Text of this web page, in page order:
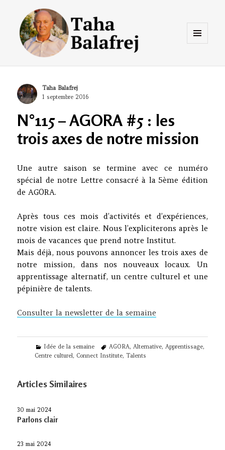
Taha Balafrej Blog
Author
Taha Balafrej
Posted
1 septembre 2016
N°115 – AGORA #5 : les
trois axes de notre mission
Une autre saison se termine avec ce numéro
spécial de notre Lettre consacré à la 5ème édition
de AGORA.
Après tous ces mois d’activités et d’expériences,
notre vision est claire. Nous l’expliciterons après le
mois de vacances que prend notre Institut.
Mais déjà, nous pouvons annoncer les trois axes de
notre mission, dans nos nouveaux locaux. Un
apprentissage alternatif, un centre culturel et une
pépinière de talents.
Consulter la newsletter de la semaine
Categories
Idée de la semaine Tags
AGORA, Alternative, Apprentissage,
Centre culturel, Connect Institute, Talents
Articles Similaires
30 mai 2024
Parlons clair
23 mai 2024